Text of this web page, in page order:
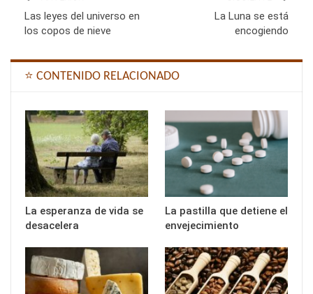
Las leyes del universo en
los copos de nieve
La Luna se está
encogiendo
⭐ CONTENIDO RELACIONADO
La esperanza de vida se
desacelera
La pastilla que detiene el
envejecimiento